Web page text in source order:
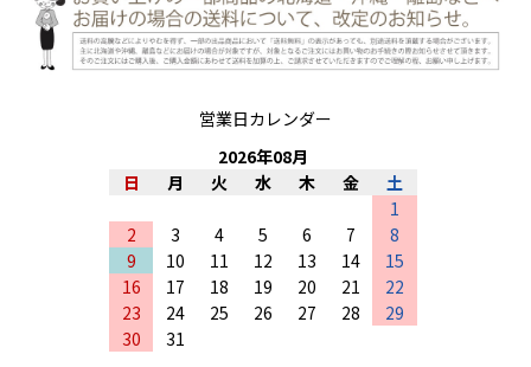
営業日カレンダー
2026年08月
日
月 火 水 木 金
土
1
2
3 4 5 6 7
8
9
10 11 12 13 14
15
16
17 18 19 20 21
22
23
24 25 26 27 28
29
30
31